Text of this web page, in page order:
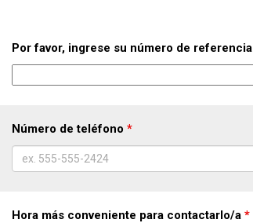
Por favor, ingrese su número de referencia
Número de teléfono *
Hora más conveniente para contactarlo/a *